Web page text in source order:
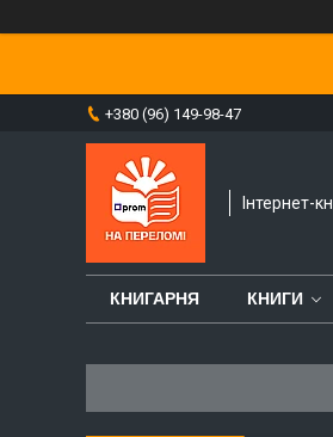
+380 (96) 149-98-47
Інтернет-
КНИГАРНЯ КНИГИ